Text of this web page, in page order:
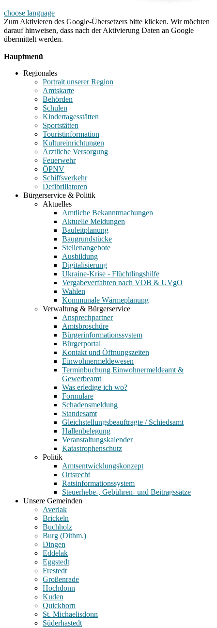
choose language
Zum Aktivieren des Google-Übersetzers bitte klicken. Wir möchten
darauf hinweisen, dass nach der Aktivierung Daten an Google
übermittelt werden.
Hauptmenü
Regionales
Portrait unserer Region
Amtskarte
Behörden
Schulen
Kindertagesstätten
Sportstätten
Touristinformation
Kultureinrichtungen
Ärztliche Versorgung
Feuerwehr
ÖPNV
Schiffsverkehr
Defibrillatoren
Bürgerservice & Politik
Aktuelles
Amtliche Bekanntmachungen
Aktuelle Meldungen
Bauleitplanung
Baugrundstücke
Stellenangebote
Ausbildung
Digitalisierung
Ukraine-Krise - Flüchtlingshilfe
Vergabeverfahren nach VOB & UVgO
Wahlen
Kommunale Wärmeplanung
Verwaltung & Bürgerservice
Ansprechpartner
Amtsbroschüre
Bürgerinformationssystem
Bürgerportal
Kontakt und Öffnungszeiten
Einwohnermeldewesen
Terminbuchung Einwohnermeldeamt &
Gewerbeamt
Was erledige ich wo?
Formulare
Schadensmeldung
Standesamt
Gleichstellungsbeauftragte / Schiedsamt
Hallenbelegung
Veranstaltungskalender
Katastrophenschutz
Politik
Amtsentwicklungskonzept
Ortsrecht
Ratsinformationssystem
Steuerhebe-, Gebühren- und Beitragssätze
Unsere Gemeinden
Averlak
Brickeln
Buchholz
Burg (Dithm.)
Dingen
Eddelak
Eggstedt
Frestedt
Großenrade
Hochdonn
Kuden
Quickborn
St. Michaelisdonn
Süderhastedt